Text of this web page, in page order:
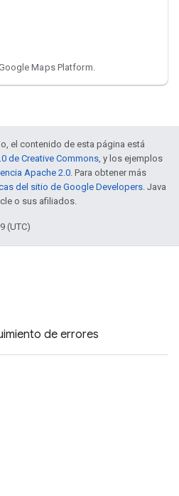
Maps Platform.
el contenido de esta página está
de Creative Commons, y los ejemplos
Apache 2.0. Para obtener más
del sitio de Google Developers. Java
o sus afiliados.
(UTC)
de errores